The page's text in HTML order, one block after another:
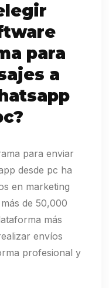
para
a
para enviar
desde pc ha
en marketing
de 50,000
más
envíos
profesional y